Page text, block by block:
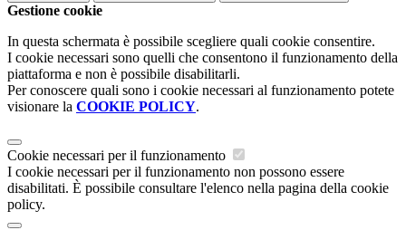
Gestione cookie
In questa schermata è possibile scegliere quali cookie consentire.
I cookie necessari sono quelli che consentono il funzionamento della
piattaforma e non è possibile disabilitarli.
Per conoscere quali sono i cookie necessari al funzionamento potete
visionare la COOKIE POLICY.
Cookie necessari per il funzionamento
I cookie necessari per il funzionamento non possono essere
disabilitati. È possibile consultare l'elenco nella pagina della cookie
policy.